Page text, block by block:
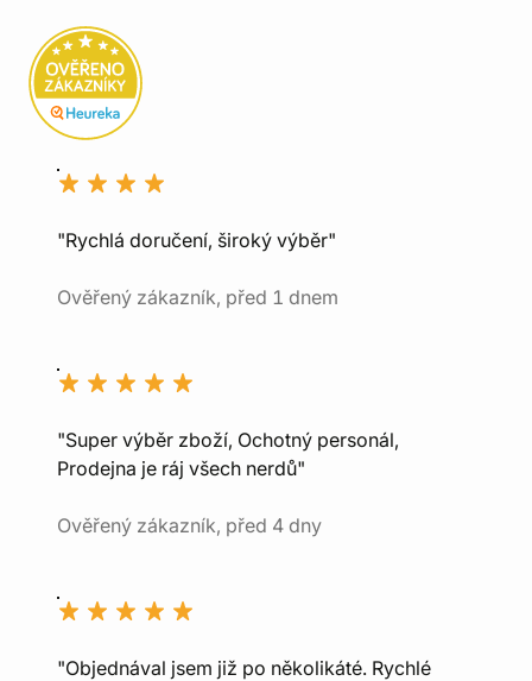
"Rychlá doručení, široký výběr"
Ověřený zákazník, před 1 dnem
"Super výběr zboží, Ochotný personál,
Prodejna je ráj všech nerdů"
Ověřený zákazník, před 4 dny
"Objednával jsem již po několikáté. Rychlé